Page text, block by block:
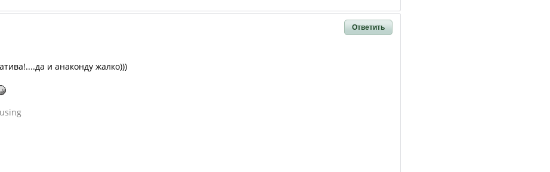
Ответить
и анаконду жалко)))